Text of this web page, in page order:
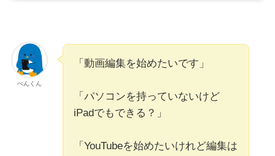
ぺんくん
「動画編集を始めたいです」
「パソコンを持っていないけど
iPadでもできる？」
「YouTubeを始めたいけれど編集は